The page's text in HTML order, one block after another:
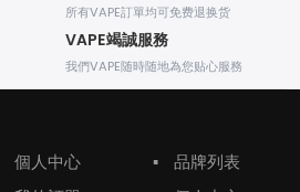
所有VAPE訂單均可免费退换货
VAPE竭誠服務
我們VAPE随時随地為您贴心服務
個人中心
▪
品牌列表